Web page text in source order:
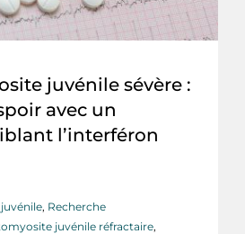
juvénile sévère :
avec un
l’interféron
, Recherche
juvénile réfractaire,